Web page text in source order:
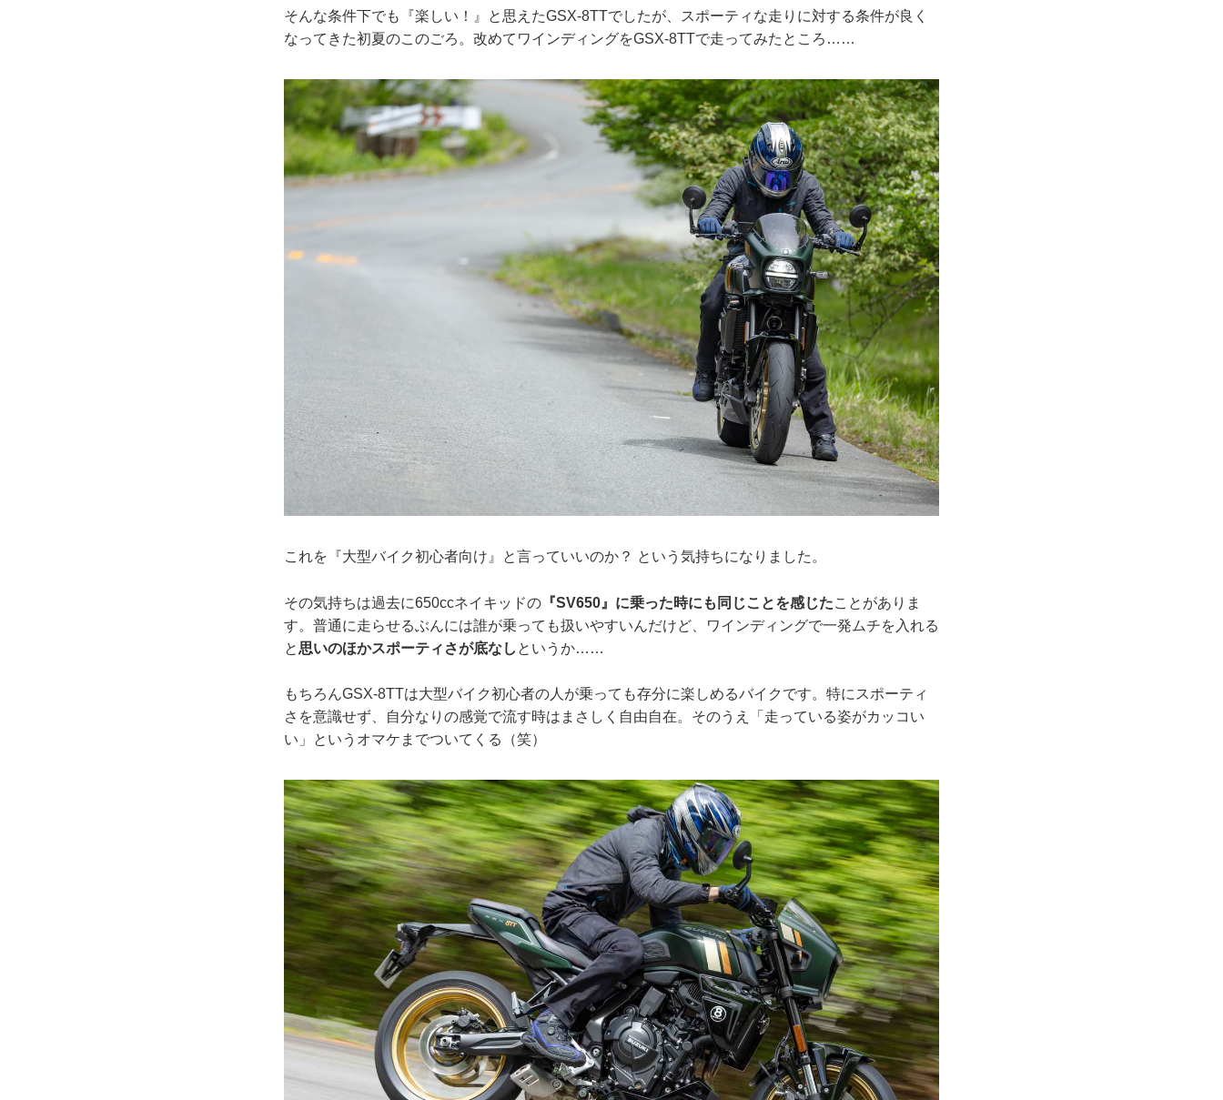
そんな条件下でも『楽しい！』と思えたGSX-8TTでしたが、スポーティな走りに対する条件が良く
なってきた初夏のこのごろ。改めてワインディングをGSX-8TTで走ってみたところ……
これを『大型バイク初心者向け』と言っていいのか？ という気持ちになりました。
その気持ちは過去に650ccネイキッドの 『SV650』に乗った時にも同じことを感じたことがありま
す。普通に走らせるぶんには誰が乗っても扱いやすいんだけど、ワインディングで一発ムチを入れる
と思いのほかスポーティさが底なし というか……
もちろんGSX-8TTは大型バイク初心者の人が乗っても存分に楽しめるバイクです。特にスポーティ
さを意識せず、自分なりの感覚で流す時はまさしく自由自在。そのうえ「走っている姿がカッコい
い」というオマケまでついてくる（笑）